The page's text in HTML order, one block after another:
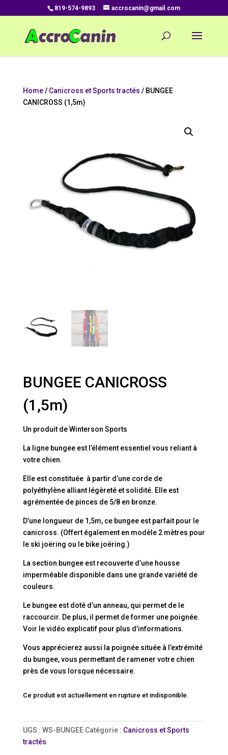
819-574-9893 accrocanin@gmail.com
Home/ Canicross et Sports tractés / BUNGEE
CANICROSS (1,5m)
BUNGEE CANICROSS
(1,5m)
Un produit de Winterson Sports
La ligne bungee est l’élément essentiel vous reliant à
votre chien.
Elle est constituée à partir d’une corde de
polyéthylène alliant légèreté et solidité. Elle est
agrémentée de pinces de 5/8 en bronze.
D’une longueur de 1,5m, ce bungee est parfait pour le
canicross. (Offert également en modèle 2 mètres pour
le ski joëring ou le bike joëring.)
La section bungee est recouverte d’une housse
imperméable disponible dans une grande variété de
couleurs.
Le bungee est doté d’un anneau, qui permet de le
raccourcir. De plus, il permet de former une poignée.
Voir le vidéo explicatif pour plus d’informations.
Vous apprécierez aussi la poignée située à l’extrémité
du bungee, vous permettant de ramener votre chien
près de vous lorsque nécessaire.
Ce produit est actuellement en rupture et indisponible.
UGS : WS-BUNGEE Catégorie : Canicross et Sports
tractés